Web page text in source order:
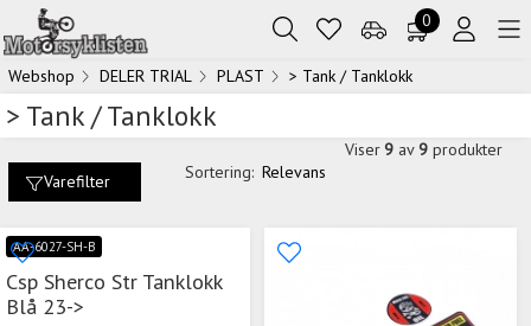
0
Webshop DELER TRIAL PLAST > Tank / Tanklokk
> Tank / Tanklokk
Varefilter Sortering: Relevans
Viser 9 av 9 produkter
AA-6027-SH-B
Csp Sherco Str Tanklokk
Blå 23->